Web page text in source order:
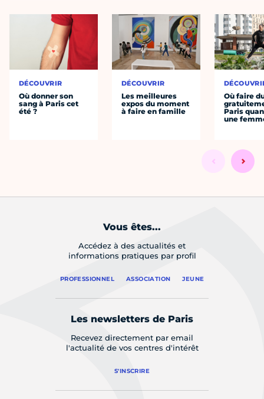
DÉCOUVRIR
Où donner son
sang à Paris cet
été ?
DÉCOUVRIR
Les meilleures
expos du moment
à faire en famille
Où faire
Paris
une
Vous êtes...
Accédez à des actualités et
informations pratiques par profil
PROFESSIONNEL ASSOCIATION JEUNE
Les newsletters de Paris
Recevez directement par email
l'actualité de vos centres d'intérêt
S'INSCRIRE